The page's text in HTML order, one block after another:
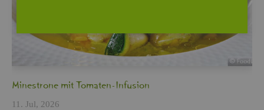
Min­es­tro­ne mit To­ma­ten-In­fu­si­on
11. Jul, 2026